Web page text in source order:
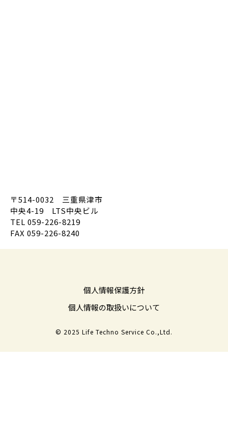
〒514-0032 三重県津市
中央4-19 LTS中央ビル
TEL 059-226-8219
FAX 059-226-8240
個人情報保護方針
個人情報の取扱いについて
© 2025 Life Techno Service Co.,Ltd.